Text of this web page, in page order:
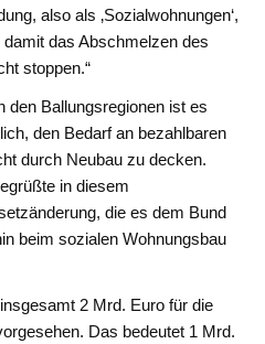
also als ‚Sozialwohnungen‘,
das Abschmelzen des
stoppen.“
den Ballungsregionen ist es
den Bedarf an bezahlbaren
durch Neubau zu decken.
in diesem
die es dem Bund
beim sozialen Wohnungsbau
2 Mrd. Euro für die
Das bedeutet 1 Mrd.